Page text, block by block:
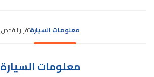
معلومات السيارةتقرير الفحص
معلومات السيارة